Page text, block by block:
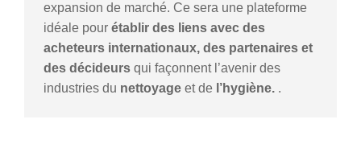
expansion de marché. Ce sera une plateforme
idéale pour établir des liens avec des
acheteurs internationaux, des partenaires et
des décideurs qui façonnent l’avenir des
industries du nettoyage et de l’hygiène. .